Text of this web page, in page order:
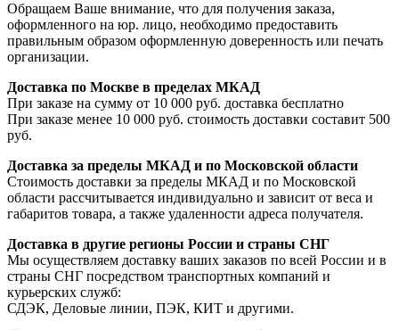
Обращаем Ваше внимание, что для получения заказа,
оформленного на юр. лицо, необходимо предоставить
правильным образом оформленную доверенность или печать
организации.
Доставка по Москве в пределах МКАД
При заказе на сумму от 10 000 руб. доставка бесплатно
При заказе менее 10 000 руб. стоимость доставки составит 500
руб.
Доставка за пределы МКАД и по Московской области
Стоимость доставки за пределы МКАД и по Московской
области рассчитывается индивидуально и зависит от веса и
габаритов товара, а также удаленности адреса получателя.
Доставка в другие регионы России и страны СНГ
Мы осуществляем доставку ваших заказов по всей России и в
страны СНГ посредством транспортных компаний и
курьерских служб:
СДЭК, Деловые линии, ПЭК, КИТ и другими.